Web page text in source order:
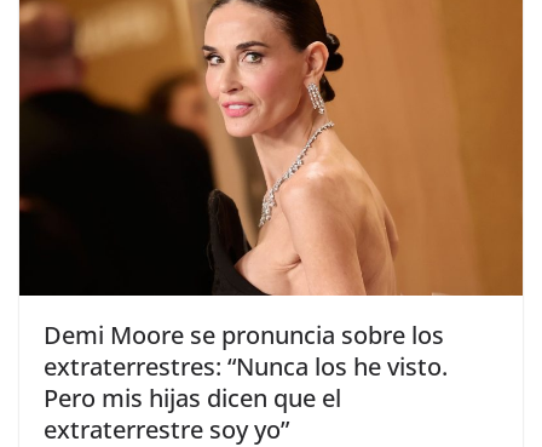
​Demi Moore se pronuncia sobre los
extraterrestres: “Nunca los he visto.
Pero mis hijas dicen que el
extraterrestre soy yo”